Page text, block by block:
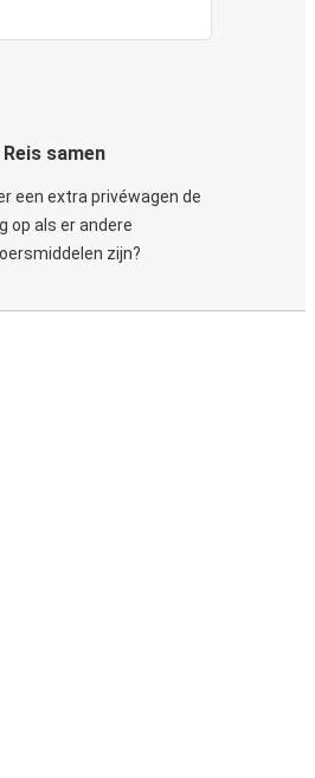
Reis samen
een extra privéwagen de
op als er andere
zijn?